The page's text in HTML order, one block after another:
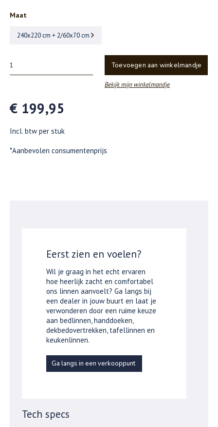
Maat
240x220 cm + 2/60x70 cm
Toevoegen aan winkelmandje
Bekijk mijn winkelmandje
€ 199,95
Incl. btw per stuk
*Aanbevolen consumentenprijs
Eerst zien en voelen?
Wil je graag in het echt ervaren
hoe heerlijk zacht en comfortabel
ons linnen aanvoelt? Ga langs bij
een dealer in jouw buurt en laat je
verwonderen door een ruime keuze
aan bedlinnen, handdoeken,
dekbedovertrekken, tafellinnen en
keukenlinnen.
Ga langs in een verkooppunt
Tech specs